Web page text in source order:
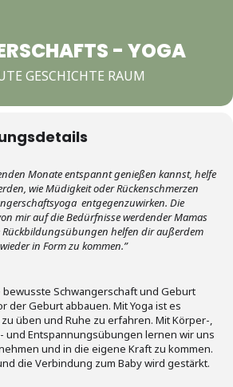
- YOGA
GESCHICHTE RAUM
Monate entspannt genießen kannst, helfe
wie Müdigkeit oder Rückenschmerzen
entgegenzuwirken. Die
mir auf die Bedürfnisse werdender Mamas
Rückbildungsübungen helfen dir außerdem
in Form zu kommen.”
bewusste Schwangerschaft und Geburt
der Geburt abbauen. Mit Yoga ist es
üben und Ruhe zu erfahren. Mit Körper-,
und Entspannungsübungen lernen wir uns
und in die eigene Kraft zu kommen.
die Verbindung zum Baby wird gestärkt.